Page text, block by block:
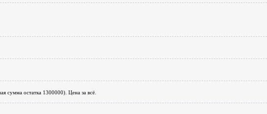
сумма остатка 1300000). Цена за всё.